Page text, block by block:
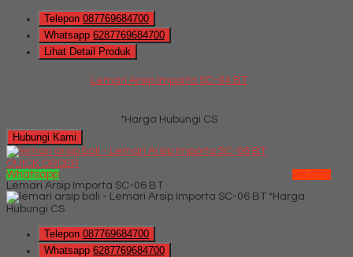
Telepon 087769684700
Whatsapp 6287769684700
Lihat Detail Produk
Lemari Arsip Importa SC-04 BT
*Harga Hubungi CS
Hubungi Kami
QUICK ORDER
Whatsapp
via SMS
Lemari Arsip Importa SC-06 BT
*Harga
Hubungi CS
Telepon 087769684700
Whatsapp 6287769684700